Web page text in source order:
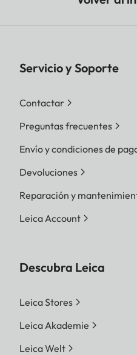
Servicio y Soporte
Contactar
Preguntas frecuentes
Envío y condiciones de
Devoluciones
Reparación y
Leica Account
Descubra Leica
Leica Stores
Leica Akademie
Leica Welt